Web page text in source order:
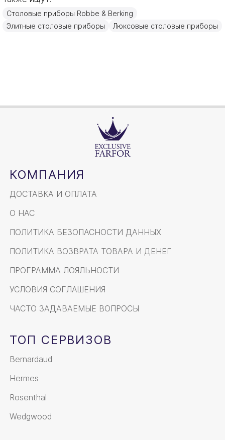
Страна производителя
Материал
Золото, Посеребрение
18см
Столовые приборы Robbe & Berking
Элитные столовые приборы
Люксовые столовые приборы
КОМПАНИЯ
ДОСТАВКА И ОПЛАТА
О НАС
ПОЛИТИКА БЕЗОПАСНОСТИ ДАННЫХ
ПОЛИТИКА ВОЗВРАТА ТОВАРА И ДЕНЕГ
ПРОГРАММА ЛОЯЛЬНОСТИ
УСЛОВИЯ СОГЛАШЕНИЯ
ЧАСТО ЗАДАВАЕМЫЕ ВОПРОСЫ
ТОП СЕРВИЗОВ
Bernardaud
Hermes
Rosenthal
Wedgwood